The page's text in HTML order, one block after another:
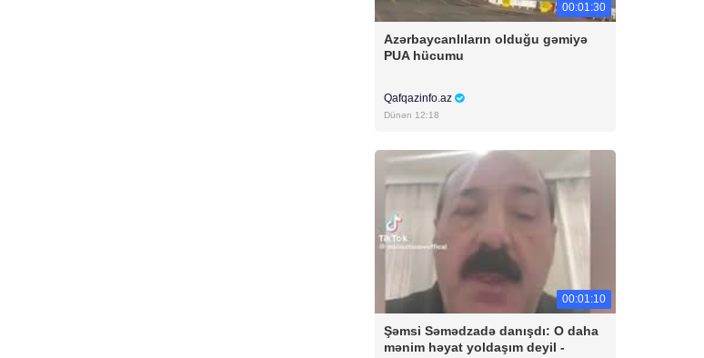
00:01:30
Azərbaycanlıların olduğu gəmiyə
PUA hücumu
Qafqazinfo.az
Dünən 12:18
00:01:10
Şəmsi Səmədzadə danışdı: O daha
mənim həyat yoldaşım deyil -